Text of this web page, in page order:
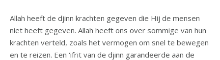
Allah heeft de djinn krachten gegeven die Hij de mensen
niet heeft gegeven. Allah heeft ons over sommige van hun
krachten verteld, zoals het vermogen om snel te bewegen
en te reizen. Een ‘ifrit van de djinn garandeerde aan de